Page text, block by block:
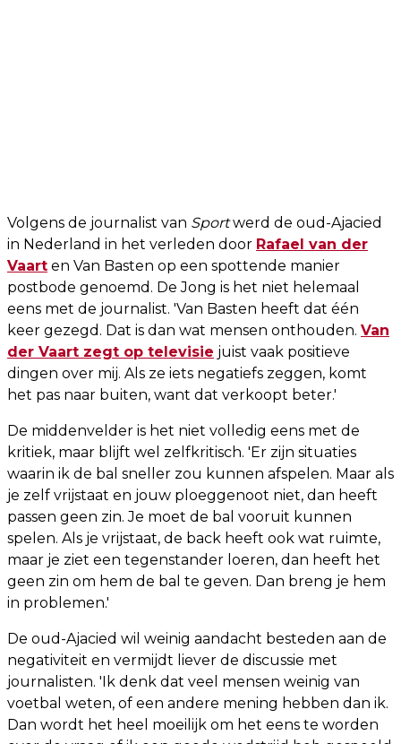
Volgens de journalist van Sportwerd de oud-Ajacied
in Nederland in het verleden door Rafael van der
Vaart en Van Basten op een spottende manier
postbode genoemd. De Jong is het niet helemaal
eens met de journalist. 'Van Basten heeft dat één
keer gezegd. Dat is dan wat mensen onthouden. Van
der Vaart zegt op televisie juist vaak positieve
dingen over mij. Als ze iets negatiefs zeggen, komt
het pas naar buiten, want dat verkoopt beter.'
De middenvelder is het niet volledig eens met de
kritiek, maar blijft wel zelfkritisch. 'Er zijn situaties
waarin ik de bal sneller zou kunnen afspelen. Maar als
je zelf vrijstaat en jouw ploeggenoot niet, dan heeft
passen geen zin. Je moet de bal vooruit kunnen
spelen. Als je vrijstaat, de back heeft ook wat ruimte,
maar je ziet een tegenstander loeren, dan heeft het
geen zin om hem de bal te geven. Dan breng je hem
in problemen.'
De oud-Ajacied wil weinig aandacht besteden aan de
negativiteit en vermijdt liever de discussie met
journalisten. 'Ik denk dat veel mensen weinig van
voetbal weten, of een andere mening hebben dan ik.
Dan wordt het heel moeilijk om het eens te worden